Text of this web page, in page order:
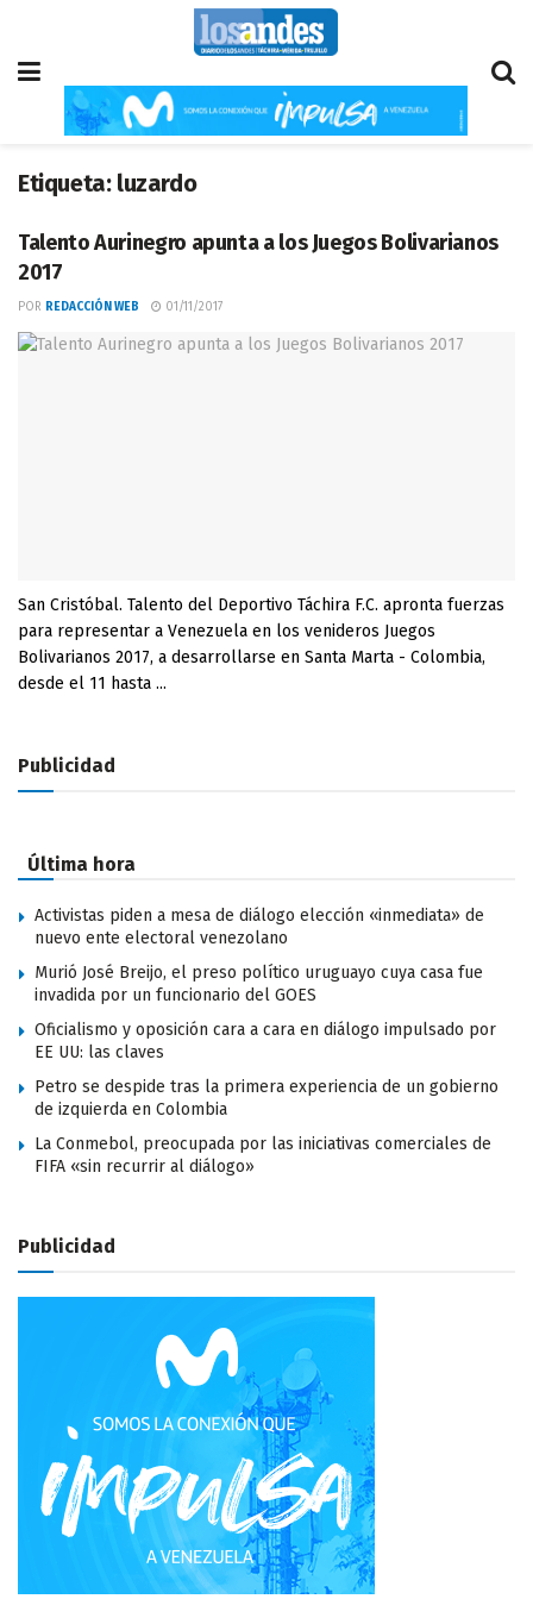
Etiqueta: luzardo
Talento Aurinegro apunta a los Juegos Bolivarianos
2017
POR REDACCIÓN WEB 01/11/2017
San Cristóbal. Talento del Deportivo Táchira F.C. apronta fuerzas
para representar a Venezuela en los venideros Juegos
Bolivarianos 2017, a desarrollarse en Santa Marta - Colombia,
desde el 11 hasta ...
Publicidad
Última hora
Activistas piden a mesa de diálogo elección «inmediata» de
nuevo ente electoral venezolano
Murió José Breijo, el preso político uruguayo cuya casa fue
invadida por un funcionario del GOES
Oficialismo y oposición cara a cara en diálogo impulsado por
EE UU: las claves
Petro se despide tras la primera experiencia de un gobierno
de izquierda en Colombia
La Conmebol, preocupada por las iniciativas comerciales de
FIFA «sin recurrir al diálogo»
Publicidad